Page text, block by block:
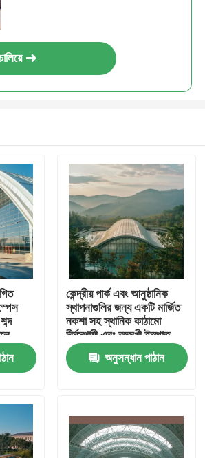
কেন্দ্রীয় পার্ক এবং আনুষ্ঠানিক
স্থাপনাগুলির জন্য একটি মার্জিত
নকশা সহ স্থানিক কাঠামো
দীর্ঘস্থায়ী এবং বহুমুখী ইস্পাত
বিল্ডিং
অনুসন্ধান পাঠান